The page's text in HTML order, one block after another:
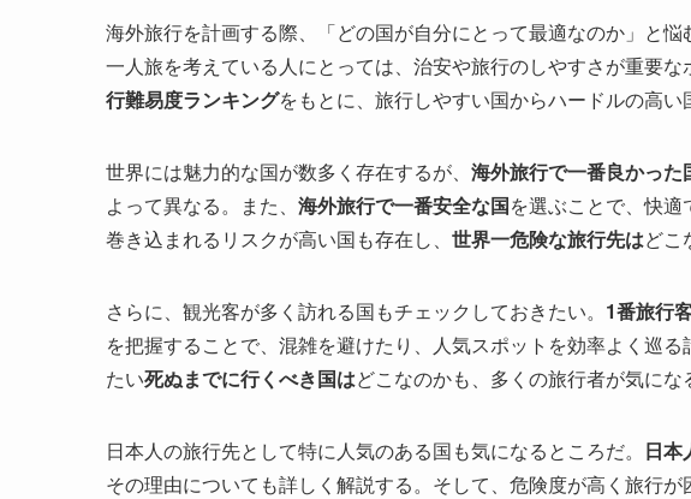
海外旅行を計画する際、「どの国が自分にとって最適なのか」と悩
一人旅を考えている人にとっては、治安や旅行のしやすさが重要
行難易度ランキングをもとに、旅行しやすい国からハードルの高い
世界には魅力的な国が数多く存在するが、 海外旅行で一番良かった
よって異なる。また、 海外旅行で一番安全な国を選ぶことで、快
巻き込まれるリスクが高い国も存在し、 世界一危険な旅行先はどこ
さらに、観光客が多く訪れる国もチェックしておきたい。 1番旅行
を把握することで、混雑を避けたり、人気スポットを効率よく巡
たい死ぬまでに行くべき国はどこなのかも、多くの旅行者が気にな
日本人の旅行先として特に人気のある国も気になるところだ。 日本
その理由についても詳しく解説する。そして、危険度が高く旅行が